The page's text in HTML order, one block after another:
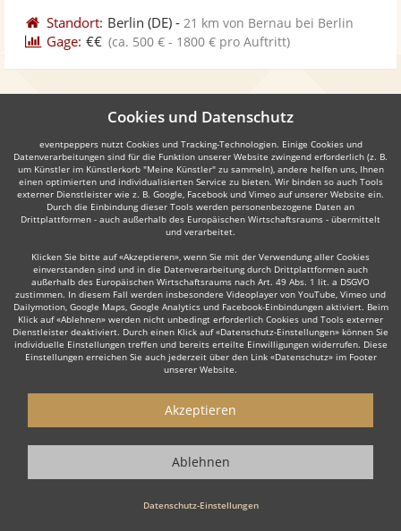
Standort: Berlin (DE) - 21 km von Bernau bei Berlin
Gage: €€ (ca. 500 € - 1800 € pro Auftritt)
Weiter
Manche dieser Live-Musiker bieten ihre Dienste auch in
der Umgebung an, z. B. inOranienburg,Fürstenwalde,
Strausberg,Hohen Neuendorf,Hennigsdorf,Rathenow,
EisenhüttenstadtoderNeustrelitz.
Live-Musiker gesucht?
Cookies und Datenschutz
eventpeppers nutzt Cookies und Tracking-Technologien. Einige Cookies und
Datenverarbeitungen sind für die Funktion unserer Website zwingend erforderlich (z. B.
um Künstler im Künstlerkorb "Meine Künstler" zu sammeln), andere helfen uns, Ihnen
einen optimierten und individualisierten Service zu bieten. Wir binden so auch Tools
externer Dienstleister wie z. B. Google, Facebook und Vimeo auf unserer Website ein.
Durch die Einbindung dieser Tools werden personenbezogene Daten an
Drittplattformen - auch außerhalb des Europäischen Wirtschaftsraums - übermittelt
und verarbeitet.
Klicken Sie bitte auf «Akzeptieren», wenn Sie mit der Verwendung aller Cookies
einverstanden sind und in die Datenverarbeitung durch Drittplattformen auch
außerhalb des Europäischen Wirtschaftsraums nach Art. 49 Abs. 1 lit. a DSGVO
zustimmen. In diesem Fall werden insbesondere Videoplayer von YouTube, Vimeo und
Dailymotion, Google Maps, Google Analytics und Facebook-Einbindungen aktiviert. Beim
Klick auf «Ablehnen» werden nicht unbedingt erforderlich Cookies und Tools externer
Dienstleister deaktiviert. Durch einen Klick auf «Datenschutz-Einstellungen» können Sie
individuelle Einstellungen treffen und bereits erteilte Einwilligungen widerrufen. Diese
Einstellungen erreichen Sie auch jederzeit über den Link «Datenschutz» im Footer
unserer Website.
Datenschutz-Einstellungen
Akzeptieren
Ablehnen